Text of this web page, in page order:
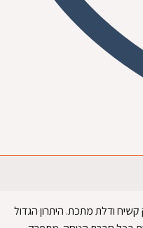
ודלת מתכת. היתרון הגדול